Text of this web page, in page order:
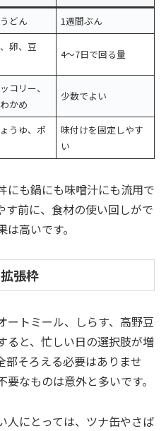
どん 1週間ぶん
卵、豆
4〜7日で回る量
コリー、
かめ
少数でよい
うゆ、ポ
味付けを固定しやす
い
にも鍋にも味噌汁にも流用で
す前に、食材の使い回しがで
高いです。
張枠
ートミール、しらす、高野豆
ると、忙しい日の選択肢が増
部そろえる必要はありませ
なものは意外と多いです。
人にとっては、ツナ缶やさば